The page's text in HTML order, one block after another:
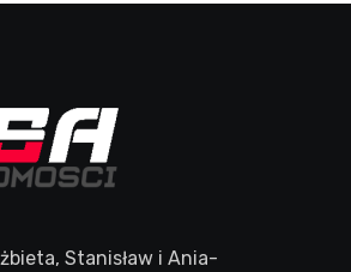
Stanisław i Ania-